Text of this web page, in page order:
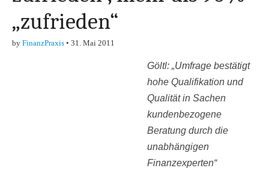
„zufrieden“
by FinanzPraxis • 31. Mai 2011
Göltl: „Umfrage bestätigt
hohe Qualifikation und
Qualität in Sachen
kundenbezogene
Beratung durch die
unabhängigen
Finanzexperten“